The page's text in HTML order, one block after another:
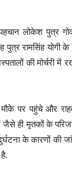
लोकेश पुत्र
पुत्र रामसिंह
की मोर्चरी
पर पहुंचे और
ही मृतकों के
के कारणों